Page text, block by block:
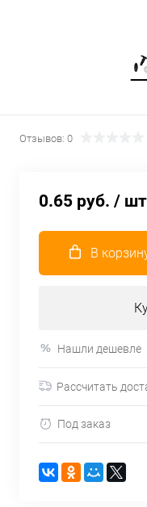
Отзывов: 0
0.65 руб. / шт
В
Нашли дешевле
Рассчитать
Под заказ